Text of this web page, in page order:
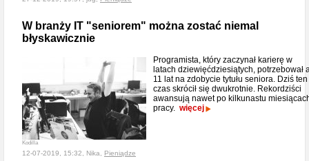
W branży IT "seniorem" można zostać niemal
błyskawicznie
Kodilla
Programista, który zaczynał karierę w
latach dziewięćdziesiątych, potrzebował
11 lat na zdobycie tytułu seniora. Dziś ten
czas skrócił się dwukrotnie. Rekordziści
awansują nawet po kilkunastu
pracy. więcej
12-07-2019, 15:32, Nika, Pieniądze